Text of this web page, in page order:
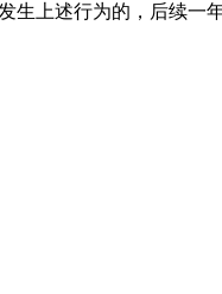
上述行为的，后续一